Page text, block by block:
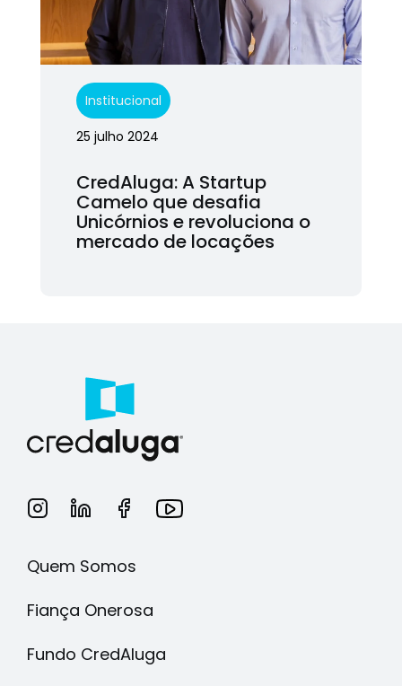
Institucional
25 julho 2024
CredAluga: A Startup
Camelo que desafia
Unicórnios e revoluciona o
mercado de locações
Quem Somos
Fiança Onerosa
Fundo CredAluga